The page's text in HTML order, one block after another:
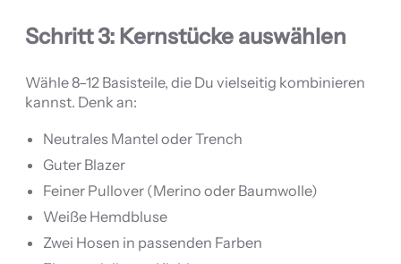
Schritt 3: Kernstücke auswählen
Wähle 8–12 Basisteile, die Du vielseitig kombinieren
kannst. Denk an:
Neutrales Mantel oder Trench
Guter Blazer
Feiner Pullover (Merino oder Baumwolle)
Weiße Hemdbluse
Zwei Hosen in passenden Farben